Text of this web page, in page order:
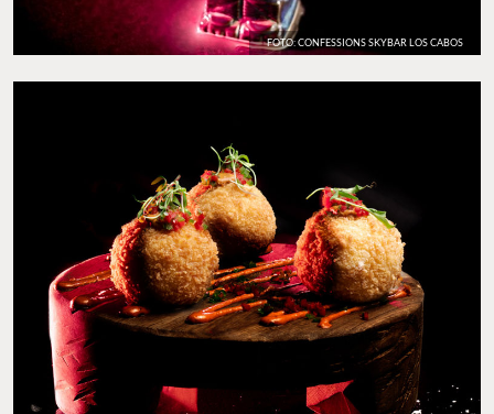
FOTO: CONFESSIONS SKYBAR LOS CABOS